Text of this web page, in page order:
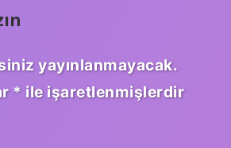
yayınlanmayacak.
* ile işaretlenmişlerdir